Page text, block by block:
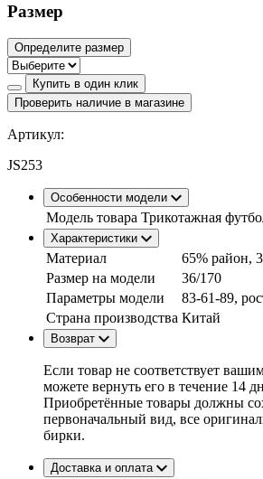
Размер
Определите размер
Купить в один клик
Проверить наличие в магазине
Артикул:
JS253
Особенности модели
Модель товара Трикотажная
Характеристики
Материал
65% район,
Размер на модели
36/170
Параметры модели
83-61-89,
Страна производства Китай
Возврат
Если товар не соответствует
можете вернуть его в течение 14
Приобретённые товары должны
первоначальный вид, все
бирки.
Доставка и оплата